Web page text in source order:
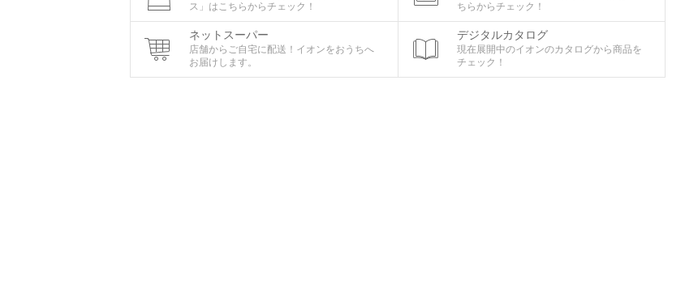
ス」はこちらからチェック！
ちらからチェック！
ネットスーパー
店舗からご自宅に配送！イオンをおうちへ
お届けします。
デジタルカタログ
現在展開中のイオンのカタログから商品を
チェック！